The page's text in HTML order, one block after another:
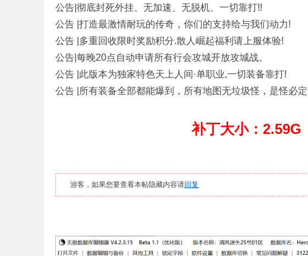
公告|彻底封死外挂、无加速、无脱机、一切靠打!!
公告 |打造最激情耐玩的传奇，你们的支持给与我们动力!
公告 |多重回收限时奖励积分.散人崛起福利请上服体验!
公告|每晚20点自动申请所有行会攻城开放攻城战。
公告 |此版本为独家特色天上人间·单职业,一切装备靠打!
公告 |所有装备全部都能爆到，所有地图无垃圾怪，是怪必
补丁大小：2.59G
游客，如果您要查看本帖隐藏内容请回复